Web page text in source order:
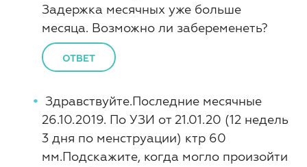
Задержка месячных уже больше
месяца. Возможно ли забеременеть?
ОТВЕТ
Здравствуйте.Последние месячные
26.10.2019. По УЗИ от 21.01.20 (12 недель
3 дня по менструации) ктр 60
мм.Подскажите, когда могло произойти